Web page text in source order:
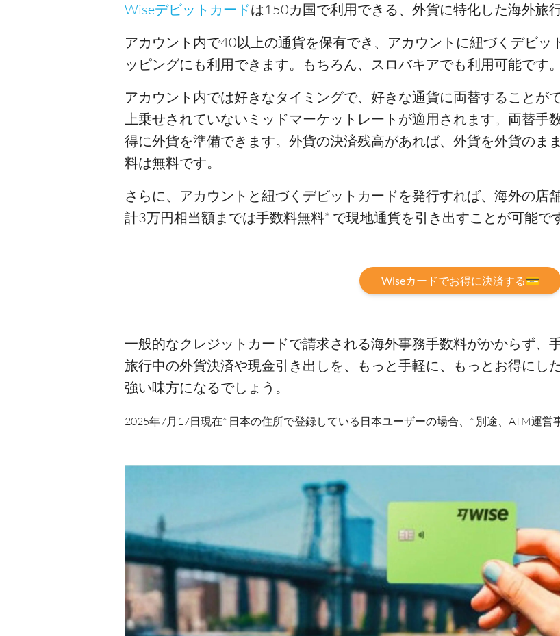
Wiseデビットカードは150カ国で利用できる、外貨に特化した海外旅
アカウント内で40以上の通貨を保有でき、アカウントに紐づくデビッ
ッピングにも利用できます。もちろん、スロバキアでも利用可能です。
アカウント内では好きなタイミングで、好きな通貨に両替することが
上乗せされていないミッドマーケットレートが適用されます。両替手
得に外貨を準備できます。外貨の決済残高があれば、外貨を外貨のま
料は無料です。
さらに、アカウントと紐づくデビットカードを発行すれば、海外の店
計3万円相当額までは手数料無料* で現地通貨を引き出すことが可能で
Wiseカードでお得に決済する💳
一般的なクレジットカードで請求される海外事務手数料がかからず、
旅行中の外貨決済や現金引き出しを、もっと手軽に、もっとお得にし
強い味方になるでしょう。
2025年7月17日現在* 日本の住所で登録している日本ユーザーの場合、* 別途、ATM運営